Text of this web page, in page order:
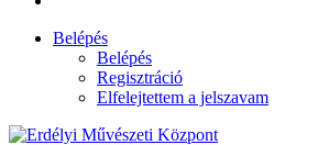
Belépés
Belépés
Regisztráció
Elfelejtettem a jelszavam